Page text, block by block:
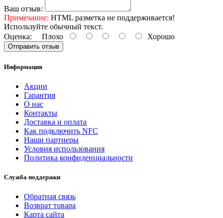
Ваш отзыв:
Примечание: HTML разметка не поддерживается!
Используйте обычный текст.
Оценка: Плохо Хорошо
Отправить отзыв
Информация
Акции
Гарантия
O нас
Контакты
Доставка и оплата
Как подключить NFC
Наши партнеры
Условия использования
Политика конфиденциальности
Служба поддержки
Обратная связь
Возврат товара
Карта сайта